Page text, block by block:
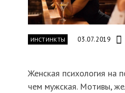
ИНСТИНКТЫ 03.07.2019
Женская психология на
чем мужская. Мотивы,